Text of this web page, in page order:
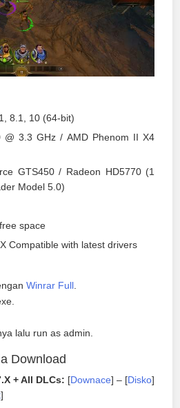
8.1, 10 (64-bit)
@ 3.3 GHz / AMD Phenom II X4
GTS450 / Radeon HD5770 (1
Model 5.0)
space
Compatible with latest drivers
Winrar Full
lalu run as admin.
Download
+ All DLCs: [Downace] – [Disko]
]